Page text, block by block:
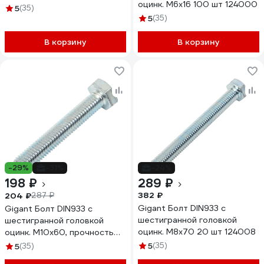
5(35)
В корзину
оцинк. М6x16 100 шт 124000
5(35)
В корзину
-29%
198 ₽
204 ₽287 ₽
Gigant Болт DIN933 с
шестигранной головкой
оцинк. М10x60, прочность
8.8, 10 шт 124017
5(35)
289 ₽
382 ₽
Gigant Болт DIN933 с
шестигранной головкой
оцинк. М8x70 20 шт 124008
5(35)